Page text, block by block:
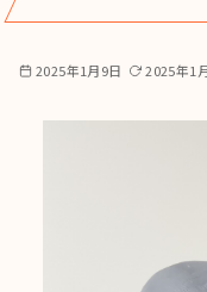
へ
2025年1月9日 2025年1